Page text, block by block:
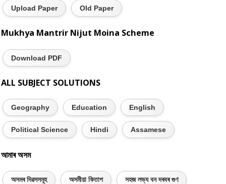
Upload Paper Old Paper
Mukhya Mantrir Nijut Moina Scheme
Download PDF
ALL SUBJECT SOLUTIONS
Geography Education English
Political Science Hindi Assamese
আমাৰ অসম
অসমৰ দিৱসসমূহ অসমীয়া কিতাপ সহজ লভ্য বন দৰবৰ গুণ